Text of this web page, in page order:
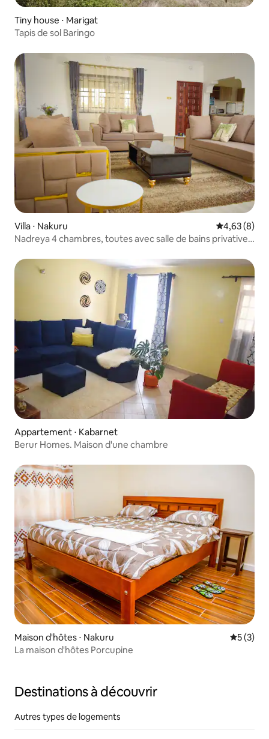
Tiny house ⋅ Marigat
Tapis de sol Baringo
Villa ⋅ Nakuru Évaluation
4,63 (8)
Nadreya 4 chambres, toutes avec salle de bains privative,
Appartement ⋅ Kabarnet
Berur Homes. Maison d'une chambre
Maison d'hôtes ⋅ Nakuru
5 (3)
La maison d'hôtes Porcupine
Destinations à découvrir
Autres types de logements